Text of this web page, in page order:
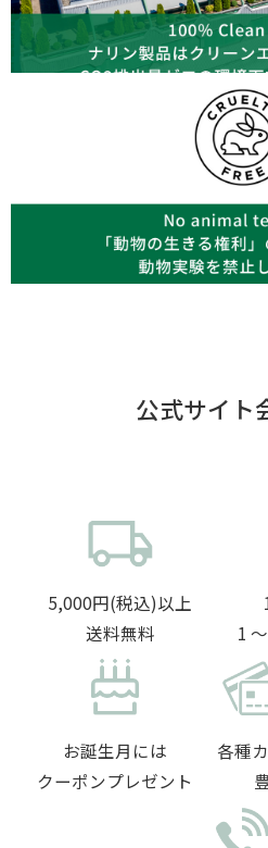
公式サイト
5,000円(税込)以上
送料無料
1
お誕生月には
クーポンプレゼント
各種